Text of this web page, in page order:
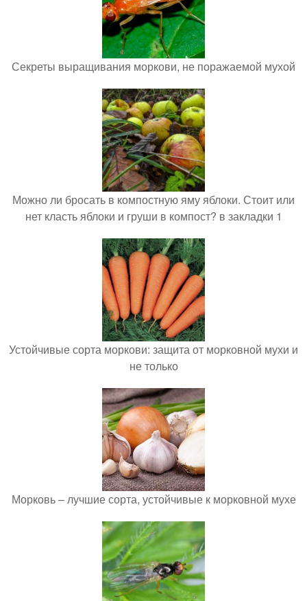
Секреты выращивания моркови, не поражаемой мухой
Можно ли бросать в компостную яму яблоки. Стоит или
нет класть яблоки и груши в компост? в закладки 1
Устойчивые сорта моркови: защита от морковной мухи и
не только
Морковь – лучшие сорта, устойчивые к морковной мухе